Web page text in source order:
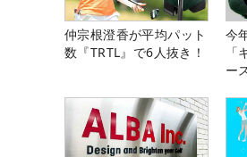
仲宗根澄香が平均パット
数『TRTL』で6人抜き！
今
ー